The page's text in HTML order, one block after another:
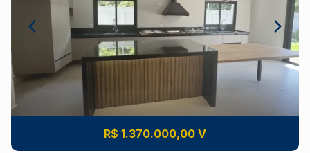
R$ 1.370.000,00 V